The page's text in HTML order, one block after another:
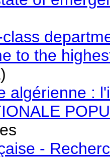
to the
algérienne :
-